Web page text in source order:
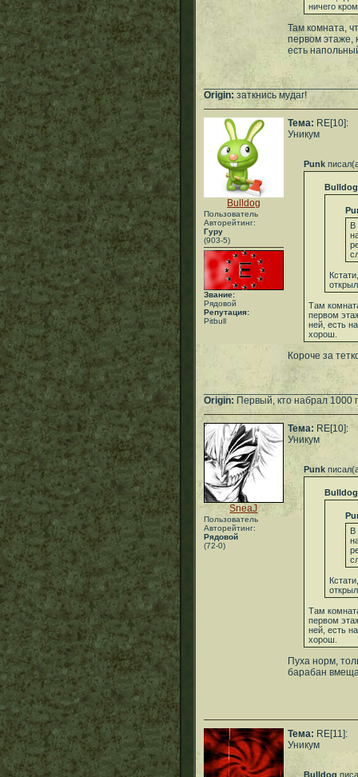
ничего
Там комната,
первом этаже,
есть
Origin: заткнись мудаг!
Bulldog
Пользователь
Авторейтинг:
Гуру
(903-5)
Звание:
Рядовой
Репутация:
Pitbull
Тема: RE[10]:
Уникум
Punk
Bulldog
В
Там
первом
ней, есть
хорош.
Короче за
Origin: Первый, кто набрал 1000
SneaJ
Пользователь
Авторейтинг:
Рядовой
(72-0)
Тема: RE[10]:
Уникум
Punk
Bulldog
В
Там
первом
ней, есть
хорош.
Пуха норм,
барабан
Тема: RE[11]:
Уникум
Bulldog